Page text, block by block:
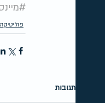
פוליטיקה
תגובות